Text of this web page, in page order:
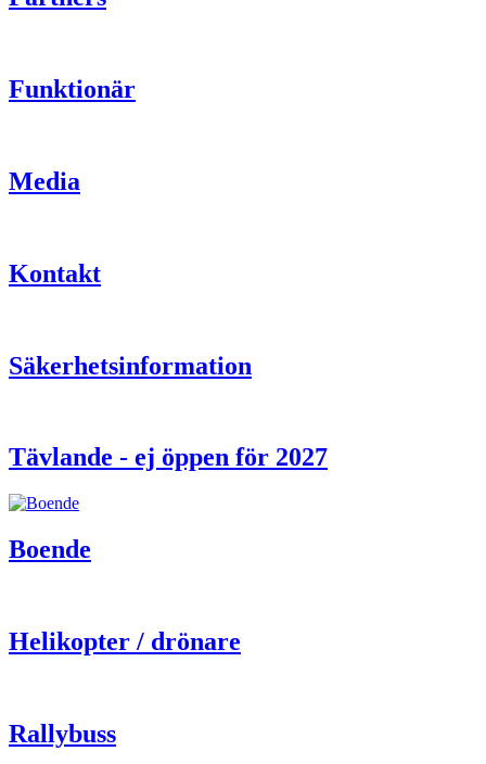
Funktionär
Media
Kontakt
Säkerhetsinformation
Tävlande - ej öppen för 2027
Boende
Helikopter / drönare
Rallybuss